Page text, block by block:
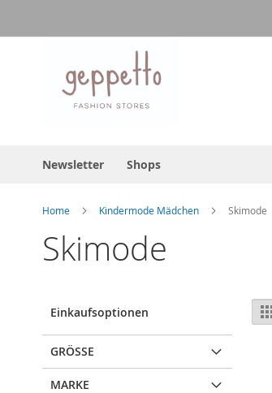
Newsletter Shops
Home Kindermode Mädchen Skimode
Skimode
Einkaufsoptionen
GRÖSSE
MARKE